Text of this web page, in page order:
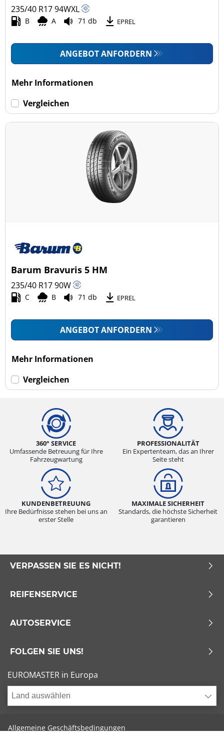
235/40 R1794WXL
B A 71 db EPREL
ANGEBOT ANFORDERN
Mehr Informationen
Vergleichen
Barum Bravuris 5 HM
235/40 R1790W
C B 71 db EPREL
ANGEBOT ANFORDERN
Mehr Informationen
Vergleichen
360° SERVICE
Umfassende Betreuung für Ihre
Fahrzeugwartung
PROFESSIONALITÄT
Ein Expertenteam, das an Ihrer
Seite steht
KUNDENBETREUUNG
Ihre Bedürfnisse stehen bei uns an
erster Stelle
MAXIMALE SICHERHEIT
Standards, die höchste Sicherheit
garantieren
VERPASSEN SIE ES NICHT!
REIFENSERVICE
AUTOSERVICE
FOLGEN SIE UNS!
EUROMASTER in Europa
Land auswählen
Allgemeine Geschäftsbedingungen